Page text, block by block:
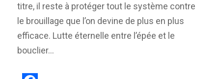
titre, il reste à protéger tout le système contre
le brouillage que l’on devine de plus en plus
efficace. Lutte éternelle entre l’épée et le
bouclier…